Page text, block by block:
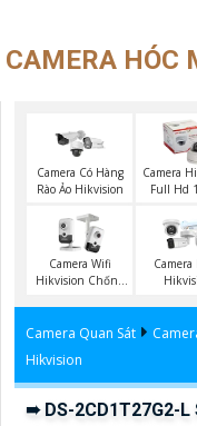
CAMERA HÓC
Camera Có Hàng
Rào Ảo Hikvision
Camera
Full Hd
Camera Wifi
Hikvision Chống
Camera Quan Sát
Hikvision
➠ DS-2CD1T27G2-